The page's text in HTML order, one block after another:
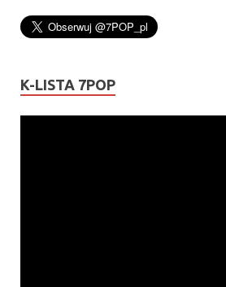
K-LISTA 7POP